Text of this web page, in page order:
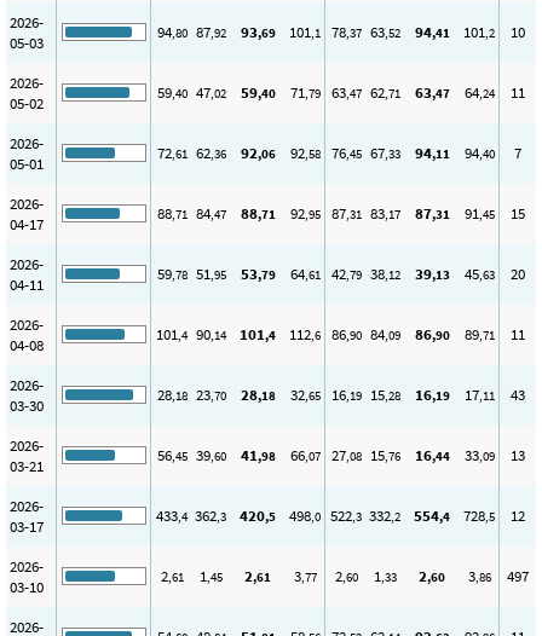
2026-
05-03
94,80 87,92 93,69 101,1 78,37 63,52 94,41 101,2 10
2026-
05-02
59,40 47,02 59,40 71,79 63,47 62,71 63,47 64,24 11
2026-
05-01
72,61 62,36 92,06 92,58 76,45 67,33 94,11 94,40 7
2026-
04-17
88,71 84,47 88,71 92,95 87,31 83,17 87,31 91,45 15
2026-
04-11
59,78 51,95 53,79 64,61 42,79 38,12 39,13 45,63 20
2026-
04-08
101,4 90,14 101,4 112,6 86,90 84,09 86,90 89,71 11
2026-
03-30
28,18 23,70 28,18 32,65 16,19 15,28 16,19 17,11 43
2026-
03-21
56,45 39,60 41,98 66,07 27,08 15,76 16,44 33,09 13
2026-
03-17
433,4 362,3 420,5 498,0 522,3 332,2 554,4 728,5 12
2026-
03-10
2,61 1,45 2,61 3,77 2,60 1,33 2,60 3,86 497
2026-